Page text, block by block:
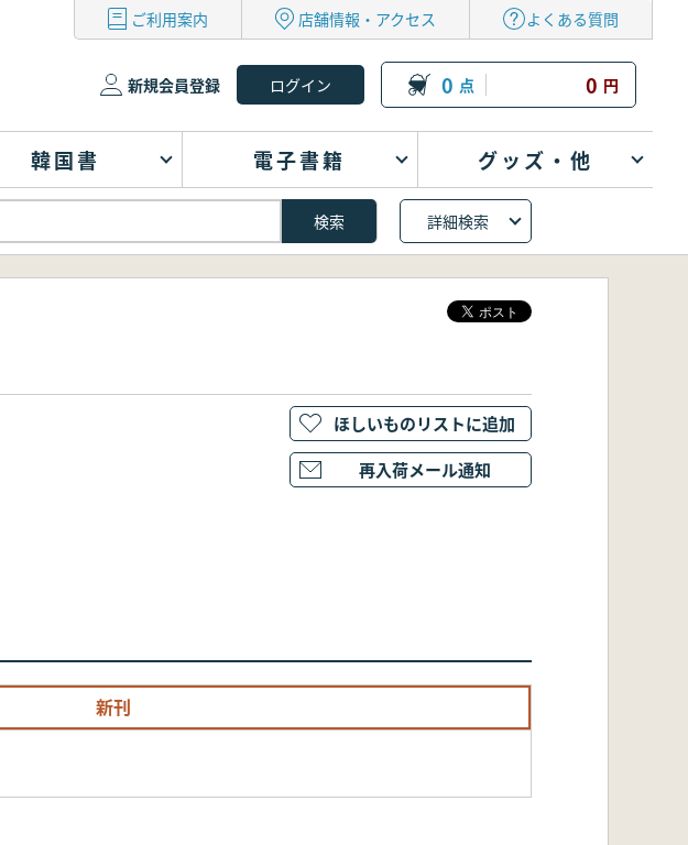
ご利用案内 店舗情報・アクセス よくある質問
新規会員登録 0 点 0 円
韓国書 電子書籍 グッズ・他
詳細検索
新刊
ほしいものリストに追加
再入荷メール通知